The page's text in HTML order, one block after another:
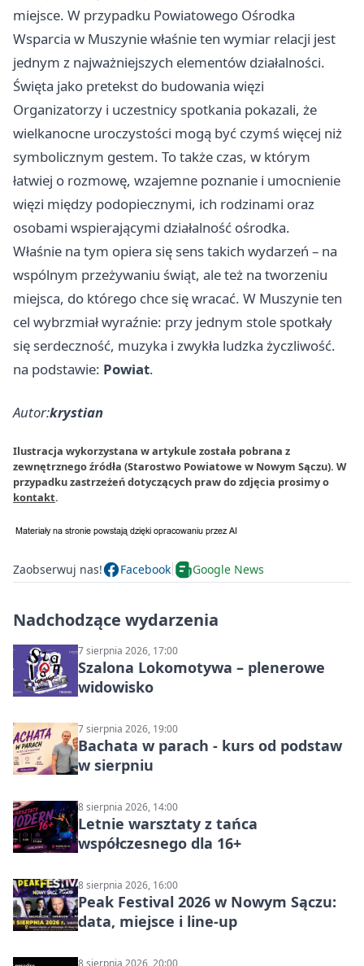
miejsce. W przypadku Powiatowego Ośrodka
Wsparcia w Muszynie właśnie ten wymiar relacji jest
jednym z najważniejszych elementów działalności.
Święta jako pretekst do budowania więzi
Organizatorzy i uczestnicy spotkania pokazali, że
wielkanocne uroczystości mogą być czymś więcej niż
symbolicznym gestem. To także czas, w którym
łatwiej o rozmowę, wzajemne poznanie i umocnienie
więzi między podopiecznymi, ich rodzinami oraz
osobami wspierającymi działalność ośrodka.
Właśnie na tym opiera się sens takich wydarzeń – na
wspólnym przeżywaniu świąt, ale też na tworzeniu
miejsca, do którego chce się wracać. W Muszynie ten
cel wybrzmiał wyraźnie: przy jednym stole spotkały
się serdeczność, muzyka i zwykła ludzka życzliwość.
na podstawie: Powiat.
Autor:krystian
Ilustracja wykorzystana w artykule została pobrana z
zewnętrznego źródła (Starostwo Powiatowe w Nowym Sączu). W
przypadku zastrzeżeń dotyczących praw do zdjęcia prosimy o
kontakt.
Zaobserwuj nas! Facebook Google News
Nadchodzące wydarzenia
7 sierpnia 2026, 17:00
Szalona Lokomotywa – plenerowe
widowisko
7 sierpnia 2026, 19:00
Bachata w parach - kurs od podstaw
w sierpniu
8 sierpnia 2026, 14:00
Letnie warsztaty z tańca
współczesnego dla 16+
8 sierpnia 2026, 16:00
Peak Festival 2026 w Nowym Sączu:
data, miejsce i line-up
8 sierpnia 2026, 20:00